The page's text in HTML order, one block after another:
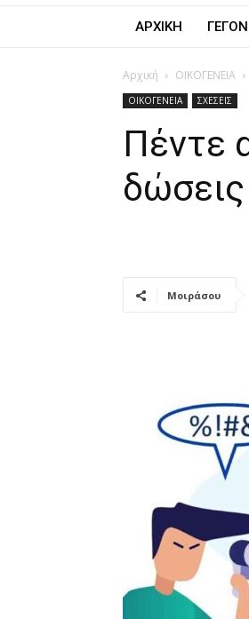
ΑΡΧΙΚΗ
Αρχική ΟΙΚΟΓΕΝΕΙΑ
ΟΙΚΟΓΕΝΕΙΑ ΣΧΕΣΕΙΣ
Πέντε
Μοιράσου